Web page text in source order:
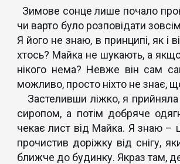
Зимове сонце лише почало
чи варто було розповідати
Я його не знаю, в принципі, як і
хтось? Майка не шукають, а
нікого нема? Невже він сам
можливо, просто ніхто не знає,
Застеливши ліжко, я
сиропом, а потім добряче
чекає лист від Майка. Я знаю –
прочистив доріжку від снігу,
ближче до будинку. Якраз там,